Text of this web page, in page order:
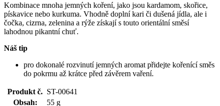
Kombinace mnoha jemných koření, jako jsou kardamom, skořice,
pískavice nebo kurkuma. Vhodně doplní kari či dušená jídla, ale i
čočka, cizrna, zelenina a rýže získají s touto orientální směsí
lahodnou pikantní chuť.
Náš tip
pro dokonalé rozvinutí jemných aromat přidejte kořenící směs
do pokrmu až krátce před závěrem vaření.
Produkt č. ST-00641
Obsah:
55 g